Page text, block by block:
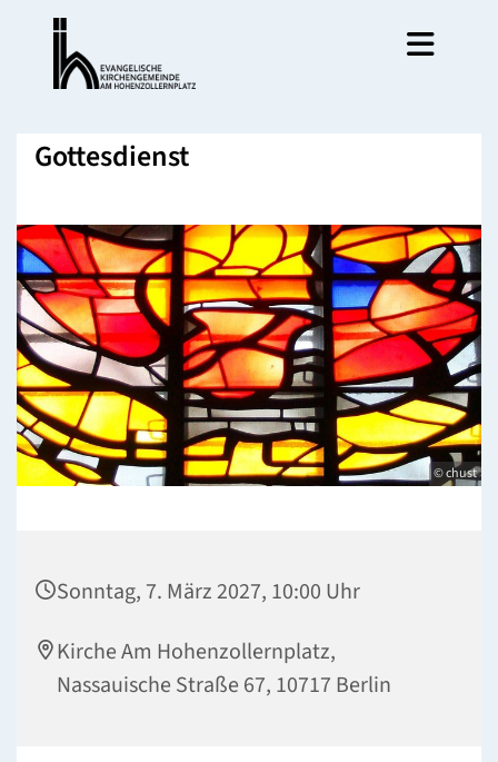
Gottesdienst
© chust
Sonntag, 7. März 2027, 10:00 Uhr
Kirche Am Hohenzollernplatz,
Nassauische Straße 67, 10717 Berlin